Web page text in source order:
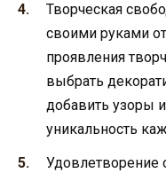
Творческая
своими руками
проявления
выбрать
добавить узоры
уникальность
Удовлетворение